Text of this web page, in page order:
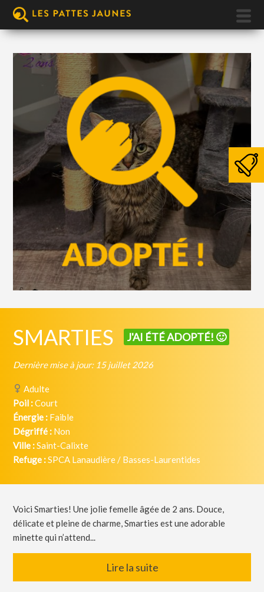
SMARTIES J'AI ÉTÉ ADOPTÉ! 🙂
Dernière mise à jour: 15 juillet 2026
Adulte
Poil :Court
Énergie : Faible
Dégriffé : Non
Ville :Saint-Calixte
Refuge :SPCA Lanaudière / Basses-Laurentides
Voici Smarties! Une jolie femelle âgée de 2 ans. Douce,
délicate et pleine de charme, Smarties est une adorable
minette qui n’attend...
Lire la suite